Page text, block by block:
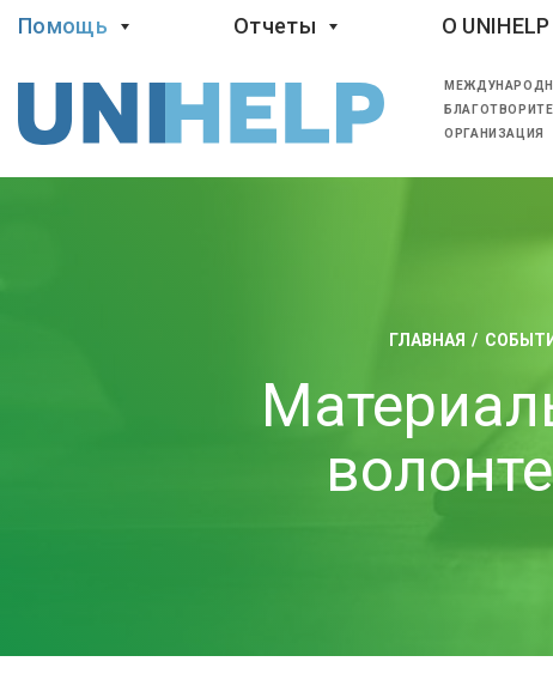
Помощь Отчеты O UNIHELP
ОРГАНИЗАЦИЯ
ГЛАВНАЯ